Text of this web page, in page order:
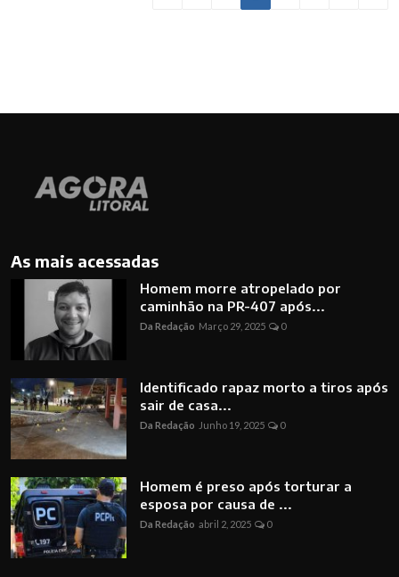
As mais acessadas
Homem morre atropelado por
caminhão na PR-407 após...
Da Redação Março 29, 2025 0
Identificado rapaz morto a tiros após
sair de casa...
Da Redação Junho 19, 2025 0
Homem é preso após torturar a
esposa por causa de ...
Da Redação abril 2, 2025 0